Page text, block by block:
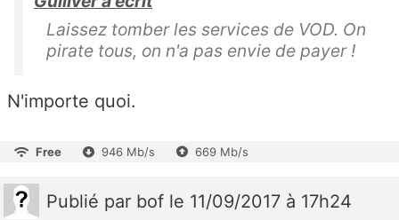
Laissez tomber les services de VOD. On
pirate tous, on n'a pas envie de payer !
N'importe quoi.
Free 946 Mb/s 669 Mb/s
Publié par bof le 11/09/2017 à 17h24